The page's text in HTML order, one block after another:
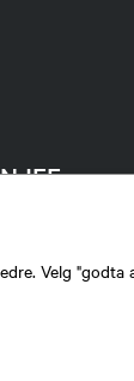
Velg "godta
NJFF
Kontakt ditt
Om oss